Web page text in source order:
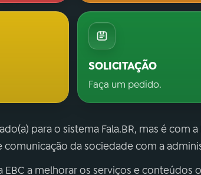
SOLICITAÇÃO
Faça um pedido.
para o sistema Fala.BR, mas é com
comunicação da sociedade com a
EBC a melhorar os serviços e conteúdos